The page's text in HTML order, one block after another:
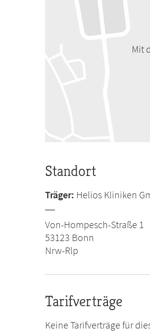
Mit
Standort
Träger: Helios Kliniken
Von-Hompesch-Straße 1
53123 Bonn
Nrw-Rlp
Tarifverträge
Keine Tarifverträge für